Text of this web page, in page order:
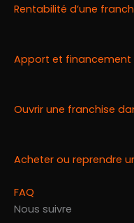
Rentabilité d’une
Apport et financement
Ouvrir une franchise
Acheter ou reprendre
FAQ
Nous suivre